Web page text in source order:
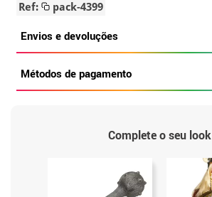
Ref: pack-4399
Envios e devoluções
Métodos de pagamento
Complete o seu look